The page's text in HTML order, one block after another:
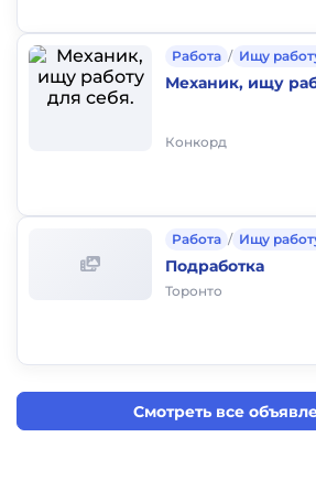
Работа / Ищу
Механик, ищу
Конкорд
Работа / Ищу
Подработка
Торонто
Смотреть все